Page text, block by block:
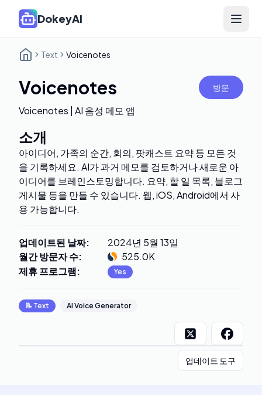
DokeyAI Open
Text Voicenotes
Voicenotes 방문
Voicenotes | AI 음성 메모 앱
소개
아이디어, 가족의 순간, 회의, 팟캐스트 요약 등 모든 것
을 기록하세요. AI가 과거 메모를 검토하거나 새로운 아
이디어를 브레인스토밍합니다. 요약, 할 일 목록, 블로그
게시물 등을 만들 수 있습니다. 웹, iOS, Android에서 사
용 가능합니다.
업데이트된 날짜:
2024년 5월 13일
월간 방문자 수:
525.0K
제휴 프로그램: Yes
📝 Text AI Voice Generator
업데이트 도구